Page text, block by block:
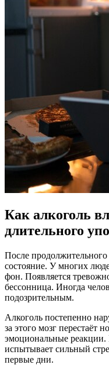
Как алкоголь
длительного
После продолжительного
состояние. У многих
фон. Появляется
бессонница. Иногда
подозрительным.
Алкоголь постепенно
за этого мозг перестаёт
эмоциональные реакции.
испытывает сильный
первые дни.